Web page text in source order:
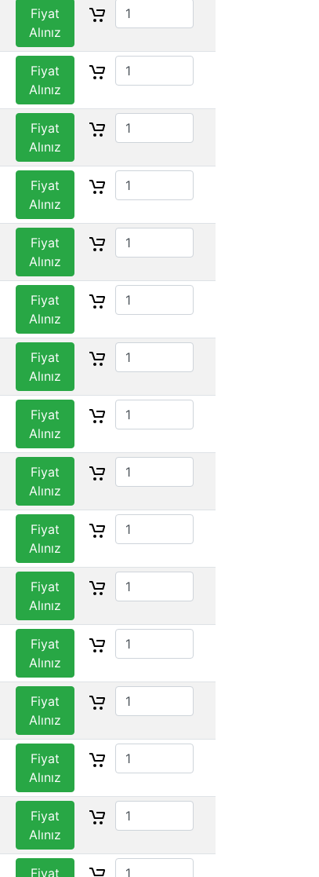
Fiyat
Alınız
Fiyat
Alınız
Fiyat
Alınız
Fiyat
Alınız
Fiyat
Alınız
Fiyat
Alınız
Fiyat
Alınız
Fiyat
Alınız
Fiyat
Alınız
Fiyat
Alınız
Fiyat
Alınız
Fiyat
Alınız
Fiyat
Alınız
Fiyat
Alınız
Fiyat
Alınız
Fiyat